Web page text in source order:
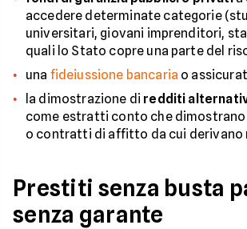
accedere determinate categorie
universitari, giovani imprenditori,
quali lo Stato copre una parte del
una fideiussione bancaria o
la dimostrazione di redditi
come estratti conto che
o contratti di affitto da cui derivano
Prestiti senza busta
senza garante